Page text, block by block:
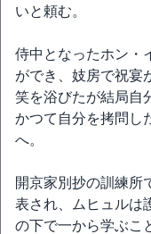
いと頼む。
侍中となったホン・
ができ、妓房で祝宴
笑を浴びたが結局自
かつて自分を拷問し
へ。
開京家別抄の訓練所
表され、ムヒュルは
の下で一から学ぶこ